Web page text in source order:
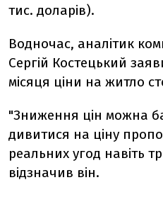
тис. доларів).
Водночас, аналітик
Сергій Костецький
місяця ціни на житло
"Зниження цін можна
дивитися на ціну
реальних угод навіть
відзначив він.